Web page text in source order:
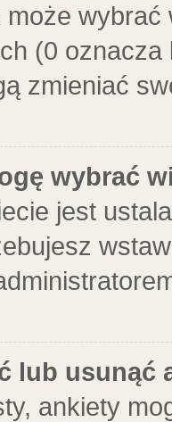
(0
zmieniać
wybrać
jest
lub usunąć
ankiety